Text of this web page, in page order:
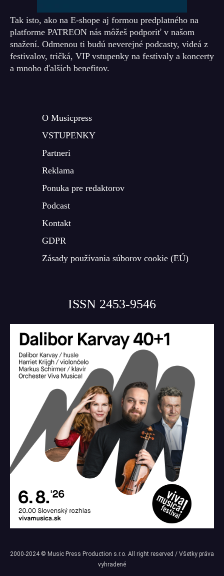
Tak isto, ako na E-shope aj formou predplatného na
platforme PATREON nás môžeš podporiť v našom
snažení. Odmenou ti budú neverejné podcasty, videá z
festivalov, tričká, VIP vstupenky na festivaly a koncerty
a mnoho ďalších benefitov.
O Musicpress
VSTUPENKY
Partneri
Reklama
Ponuka pre redaktorov
Podcast
Kontakt
GDPR
Zásady používania súborov cookie (EÚ)
ISSN 2453-9546
2000-2024 © Music Press Production s.r.o. All right reserved / Všetky práva
vyhradené